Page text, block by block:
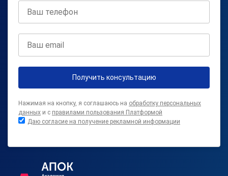
Получить консультацию
Нажимая на кнопку, я соглашаюсь на обработку персональных
данных и с правилами пользования Платформой
Даю согласие на получение рекламной информации